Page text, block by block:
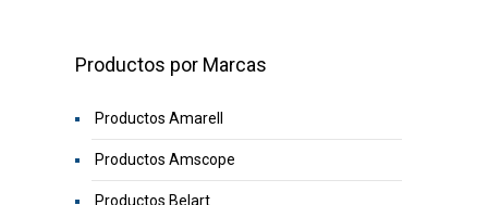
Productos por Marcas
Productos Amarell
Productos Amscope
Productos Belart